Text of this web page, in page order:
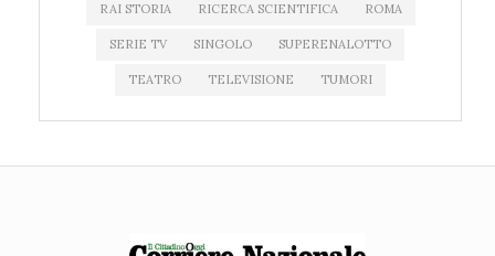
RAI STORIA RICERCA SCIENTIFICA ROMA
SERIE TV SINGOLO SUPERENALOTTO
TEATRO TELEVISIONE TUMORI